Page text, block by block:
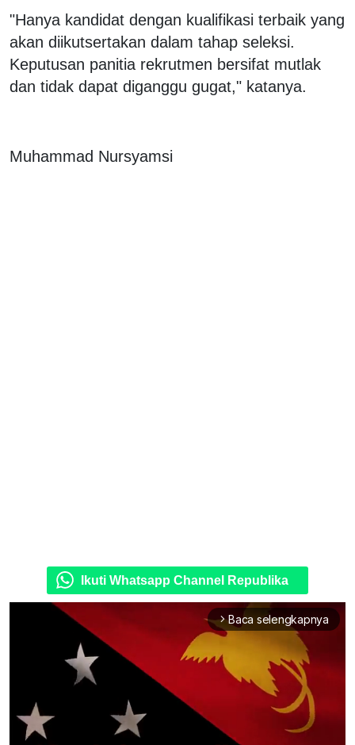
"Hanya kandidat dengan kualifikasi terbaik yang
akan diikutsertakan dalam tahap seleksi.
Keputusan panitia rekrutmen bersifat mutlak
dan tidak dapat diganggu gugat," katanya.
Muhammad Nursyamsi
Ikuti Whatsapp Channel Republika
arrow_forward_ios Baca selengkapnya